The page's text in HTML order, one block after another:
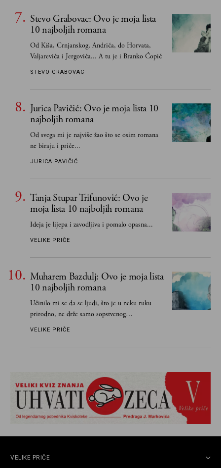
poznavale
Stevo Grabovac: Ovo je moja lista
10 najboljih romana
Od Kiša, Crnjanskog, Andrića, do Horvata,
Valjarevića i Jergovića... A tu je i Branko Ćopić
STEVO GRABOVAC
Jurica Pavičić: Ovo je moja lista 10
najboljih romana
Od svega mi je najviše žao što se osim romana
ne biraju i priče...
JURICA PAVIČIĆ
Tanja Stupar Trifunović: Ovo je
moja lista 10 najboljih romana
Ideja je lijepa i zavodljiva i pomalo opasna...
VELIKE PRIČE
Muharem Bazdulj: Ovo je moja lista
10 najboljih romana
Učinilo mi se da se ljudi, što je u neku ruku
prirodno, ne drže samo sopstvenog
senzibiliteta... Pokušao sam (biće, samo
VELIKE PRIČE
VELIKE PRIČE